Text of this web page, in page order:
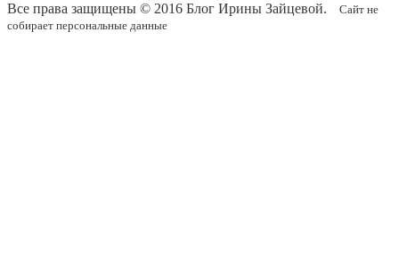
Все права защищены © 2016 Блог Ирины Зайцевой.
Сайт не
собирает персональные данные